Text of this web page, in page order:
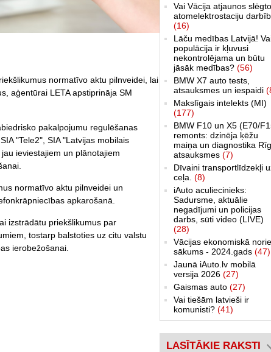
normatīvo aktu pilnveidei, lai
aģentūrai LETA apstiprināja SM
pakalpojumu regulēšanas
"Tele2", SIA "Latvijas mobilais
ieviestajiem un plānotajiem
normatīvo aktu pilnveidei un
apkarošanā.
izstrādātu priekšlikumus par
tostarp balstoties uz citu valstu
ierobežošanai.
Vai Vācija atjaunos slēgto
atomelektrostaciju
(16)
Lāču medības Latvijā!
populācija ir kļuvusi
nekontrolējama un būtu
jāsāk medības? (56)
BMW X7 auto tests,
atsauksmes un iespaidi
Makslīgais intelekts (MI)
(177)
BMW F10 un X5 (E70/
remonts: dzinēja ķēžu
maiņa un diagnostika
atsauksmes (7)
Dīvaini transportlīdzekļi
ceļa. (8)
iAuto aculiecinieks:
Sadursme, aktuālie
negadījumi un policijas
darbs, sūti video (LIVE)
(28)
Vācijas ekonomiskā
sākums - 2024.gads (47)
Jaunā iAuto.lv mobilā
versija 2026 (27)
Gaismas auto (27)
Vai tiešām latvieši ir
komunisti? (41)
LASĪTĀKIE RAKSTI